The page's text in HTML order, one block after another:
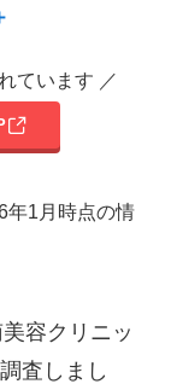
ています ／
年1月時点の情
容クリニッ
査しまし